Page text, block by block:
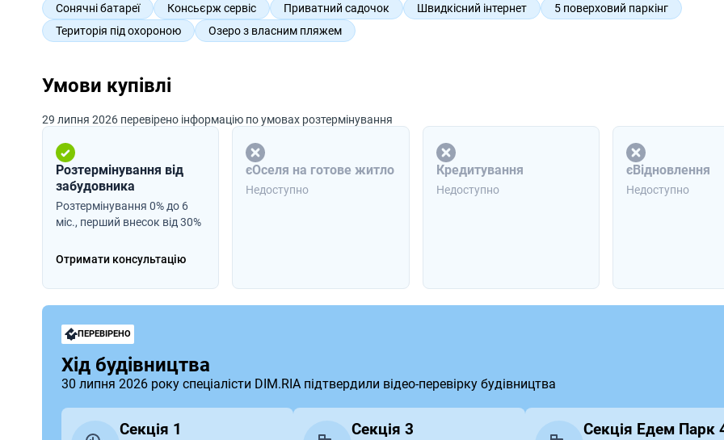
Сонячні батареї
Консьєрж сервіс Приватний садочок Швидкісний інтернет
5 поверховий паркінг
Територія під охороною
Озеро з власним пляжем
Умови купівлі
29 липня 2026 перевірено інформацію по умовах розтермінування
Розтермінування від
забудовника
Розтермінування 0% до 6
міс., перший внесок від 30%
Отримати консультацію
єОселя на готове житло
Недоступно
Кредитування
Недоступно
єВідновлення
Недоступно
ПЕРЕВІРЕНО
Хід будівництва
30 липня 2026 року спеціалісти DIM.RIA підтвердили відео-перевірку будівництва
Секція 1 Секція 3 Секція Едем Парк